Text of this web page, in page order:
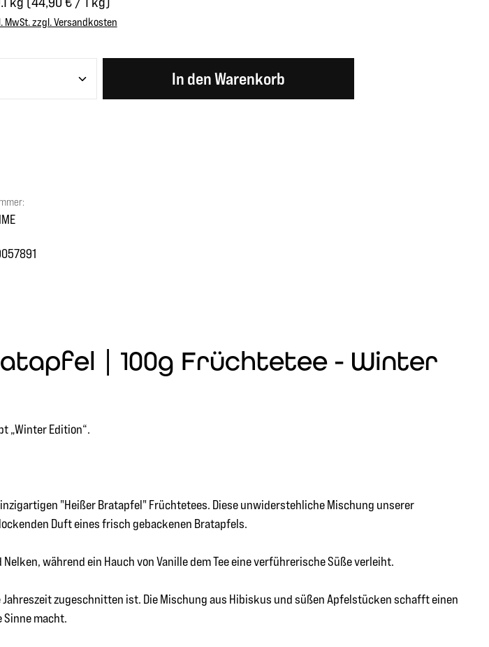
MwSt. zzgl. Versandkosten
Anzahl: Gib den gewünschten Wert ein oder benutze die Schaltflächen
In den Warenkorb
| 100g Früchtetee - Winter
„Winter Edition“.
"Heißer Bratapfel" Früchtetees. Diese unwiderstehliche Mischung unserer
Duft eines frisch gebackenen Bratapfels.
während ein Hauch von Vanille dem Tee eine verführerische Süße verleiht.
zugeschnitten ist. Die Mischung aus Hibiskus und süßen Apfelstücken schafft einen
Sinne macht.